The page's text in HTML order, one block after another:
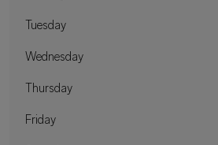
Tuesday
Wednesday
Thursday
Friday